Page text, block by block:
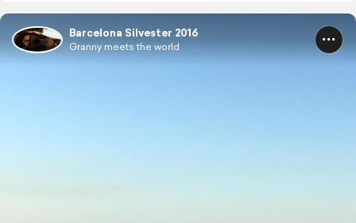
Barcelona Silvester 2016
Granny meets the world